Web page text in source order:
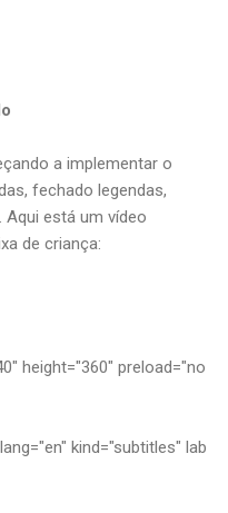
a implementar o
fechado legendas,
está um vídeo
de criança:
height="360" preload="no
kind="subtitles" lab